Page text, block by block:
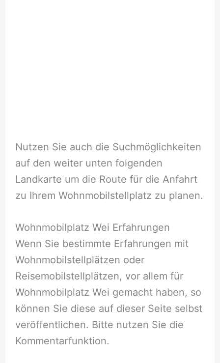
Nutzen Sie auch die Suchmöglichkeiten
auf den weiter unten folgenden
Landkarte um die Route für die Anfahrt
zu Ihrem Wohnmobilstellplatz zu planen.
Wohnmobilplatz Wei Erfahrungen
Wenn Sie bestimmte Erfahrungen mit
Wohnmobilstellplätzen oder
Reisemobilstellplätzen, vor allem für
Wohnmobilplatz Wei gemacht haben, so
können Sie diese auf dieser Seite selbst
veröffentlichen. Bitte nutzen Sie die
Kommentarfunktion.